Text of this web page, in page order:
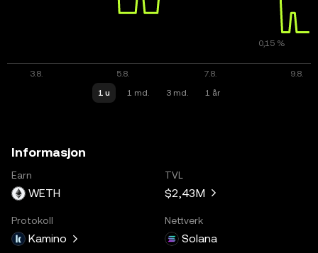
1 u 1 md. 3 md. 1 år
Informasjon
Earn
WETH
TVL
$2,43M
Protokoll
Kamino
Nettverk
Solana